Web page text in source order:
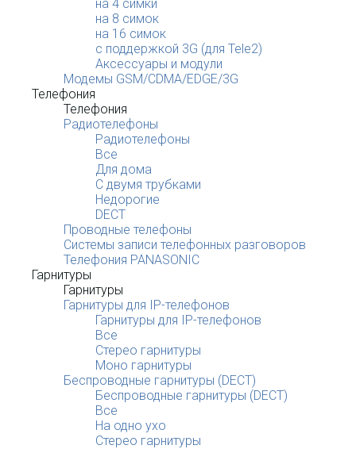
на 4 симки
на 8 симок
на 16 симок
с поддержкой 3G (для Tele2)
Аксессуары и модули
Модемы GSM/CDMA/EDGE/3G
Телефония
Телефония
Радиотелефоны
Радиотелефоны
Все
Для дома
С двумя трубками
Недорогие
DECT
Проводные телефоны
Системы записи телефонных разговоров
Телефония PANASONIC
Гарнитуры
Гарнитуры
Гарнитуры для IP-телефонов
Гарнитуры для IP-телефонов
Все
Стерео гарнитуры
Моно гарнитуры
Беспроводные гарнитуры (DECT)
Беспроводные гарнитуры (DECT)
Все
На одно ухо
Стерео гарнитуры